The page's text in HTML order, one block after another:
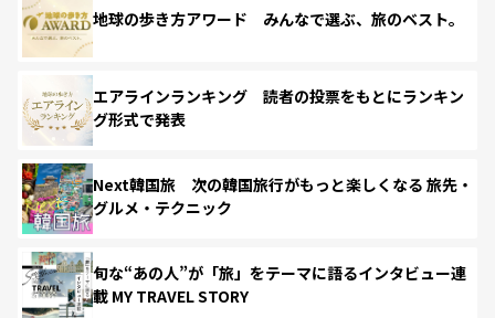
地球の歩き方アワード みんなで選ぶ、旅のベスト。
エアラインランキング 読者の投票をもとにランキン
グ形式で発表
Next韓国旅 次の韓国旅行がもっと楽しくなる 旅先・
グルメ・テクニック
旬な“あの人”が「旅」をテーマに語るインタビュー連
載 MY TRAVEL STORY